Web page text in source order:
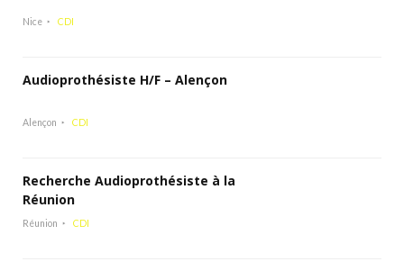
Nice CDI
Audioprothésiste H/F – Alençon
Alençon CDI
Recherche Audioprothésiste à la
Réunion
Réunion CDI